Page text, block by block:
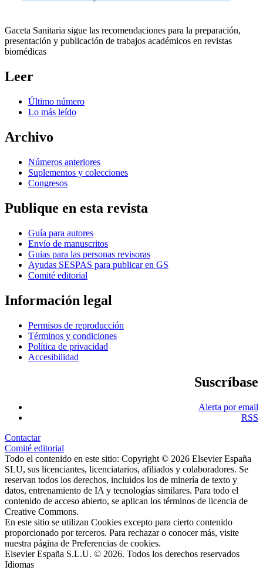
Gaceta Sanitaria sigue las recomendaciones para la preparación,
presentación y publicación de trabajos académicos en revistas
biomédicas
Leer
Último número
Lo más leído
Archivo
Números anteriores
Suplementos y colecciones
Congresos
Publique en esta revista
Guía para autores
Envío de manuscritos
Guias para las personas revisoras
Ayudas SESPAS para publicar en GS
Comité editorial
Información legal
Permisos de reproducción
Términos y condiciones
Política de privacidad
Accesibilidad
Suscríbase
Alerta por email
RSS
Contactar
Comité editorial
Todo el contenido en este sitio: Copyright © 2026 Elsevier España
SLU, sus licenciantes, licenciatarios, afiliados y colaboradores. Se
reservan todos los derechos, incluidos los de minería de texto y
datos, entrenamiento de IA y tecnologías similares. Para todo el
contenido de acceso abierto, se aplican los términos de licencia de
Creative Commons.
En este sitio se utilizan Cookies excepto para cierto contenido
proporcionado por terceros. Para rechazar o conocer más, visite
nuestra página de Preferencias de cookies.
Elsevier España S.L.U. © 2026. Todos los derechos reservados
Idiomas